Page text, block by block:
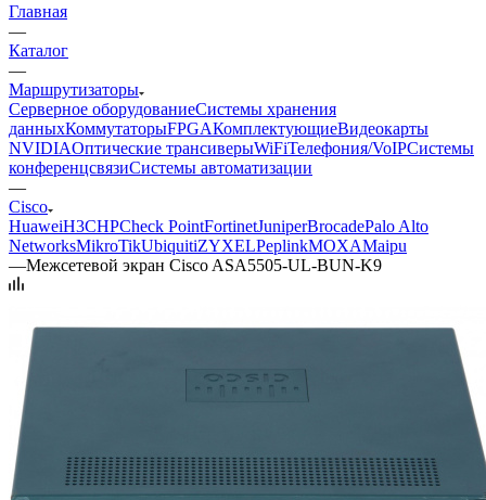
Главная
—
Каталог
—
Маршрутизаторы
Серверное оборудованиеСистемы хранения
данныхКоммутаторыFPGAКомплектующиеВидеокарты
NVIDIAОптические трансиверыWiFiТелефония/VoIPСистемы
конференцсвязиСистемы автоматизации
—
Cisco
HuaweiH3CHPCheck PointFortinetJuniperBrocadePalo Alto
NetworksMikroTikUbiquitiZYXELPeplinkMOXAMaipu
—Межсетевой экран Cisco ASA5505-UL-BUN-K9